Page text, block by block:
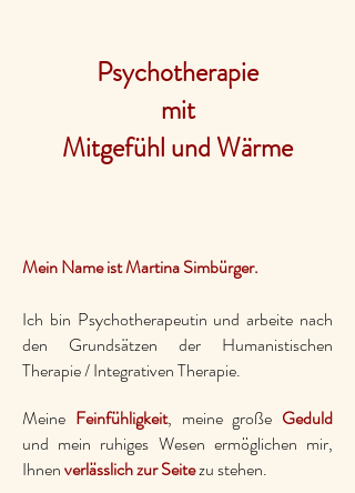
Psychotherapie
mit
Mitgefühl und Wärme
Mein Name ist Martina Simbürger.
Ich bin Psychotherapeutin und arbeite nach
den Grundsätzen der Humanistischen
Therapie / Integrativen Therapie.
Meine Feinfühligkeit, meine große Geduld
und mein ruhiges Wesen ermöglichen mir,
Ihnenverlässlich zur Seitezu stehen.